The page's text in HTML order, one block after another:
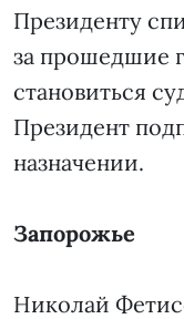
Президенту
за прошедшие
становиться
Президент
назначении.
Запорожье
Николай